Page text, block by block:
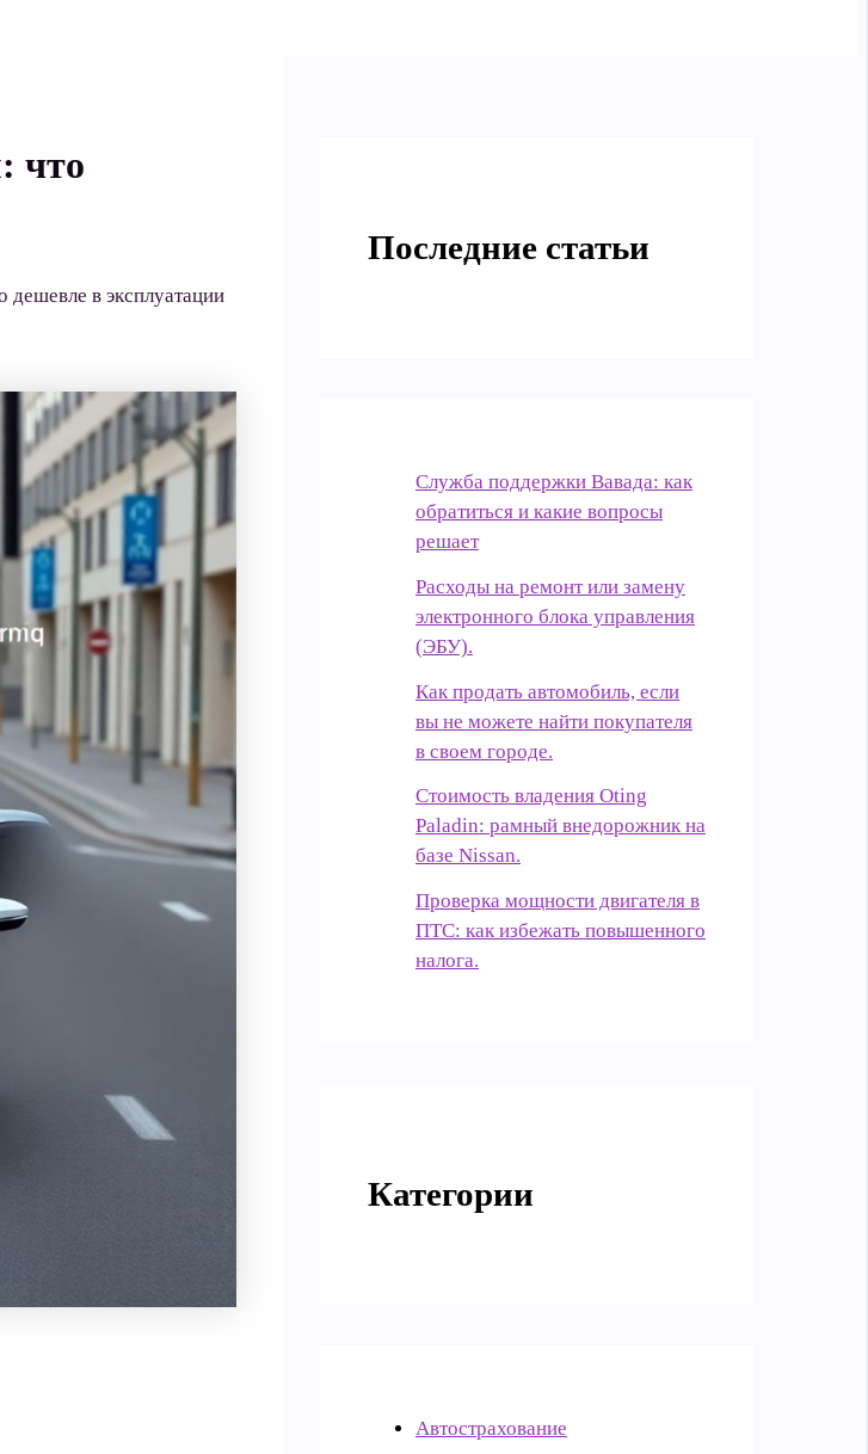
что
в эксплуатации
Последние статьи
Служба поддержки Вавада: как
обратиться и какие вопросы
решает
Расходы на ремонт или замену
электронного блока управления
(ЭБУ).
Как продать автомобиль, если
вы не можете найти покупателя
в своем городе.
Стоимость владения Oting
Paladin: рамный внедорожник на
базе Nissan.
Проверка мощности двигателя в
ПТС: как избежать повышенного
налога.
Категории
Автострахование